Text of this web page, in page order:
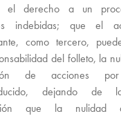
el derecho a un
indebidas; que el
como tercero,
del folleto, la
de acciones
dejando de
que la nulidad